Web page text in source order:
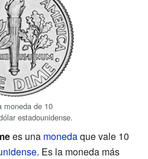
moneda de 10
estadounidense.
es una monedaque vale 10
. Es la moneda más